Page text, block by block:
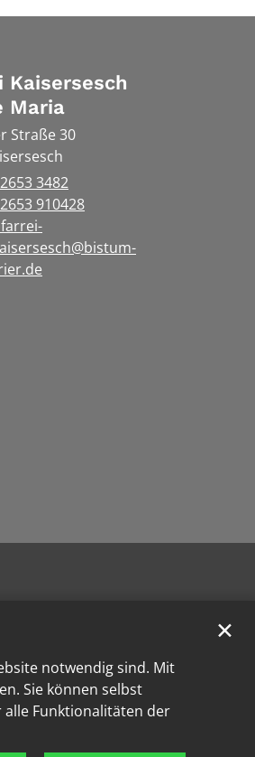
notwendig sind. Mit
Sie können selbst
alle Funktionalitäten der
✕
Kaisersesch
Maria
Straße 30
3482
910428